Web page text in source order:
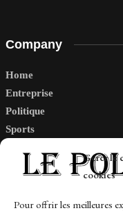
Gérer le
cookies
Pour offrir les meilleures
Company
Home
Entreprise
Politique
Sports